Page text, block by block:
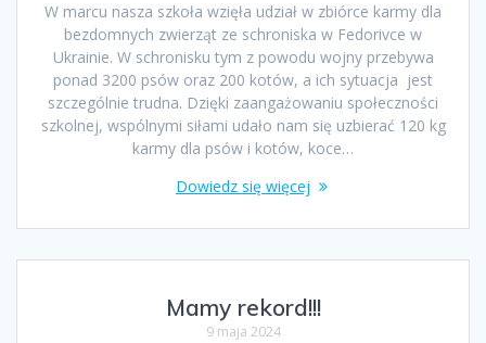
W marcu nasza szkoła wzięła udział w zbiórce karmy dla
bezdomnych zwierząt ze schroniska w Fedorivce w
Ukrainie. W schronisku tym z powodu wojny przebywa
ponad 3200 psów oraz 200 kotów, a ich sytuacja jest
szczególnie trudna. Dzięki zaangażowaniu społeczności
szkolnej, wspólnymi siłami udało nam się uzbierać 120 kg
karmy dla psów i kotów, koce…
Dowiedz się więcej
Mamy rekord!!!
9 maja 2024